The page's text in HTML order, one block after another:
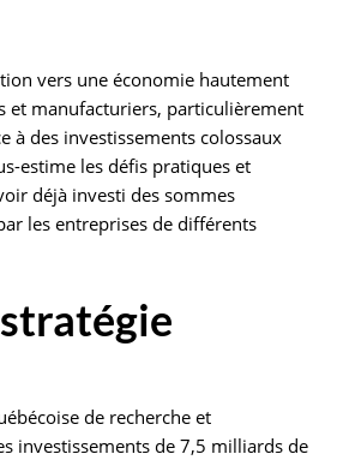
vers une économie hautement
et manufacturiers, particulièrement
à des investissements colossaux
estime les défis pratiques et
déjà investi des sommes
les entreprises de différents
de recherche et
investissements de 7,5 milliards de